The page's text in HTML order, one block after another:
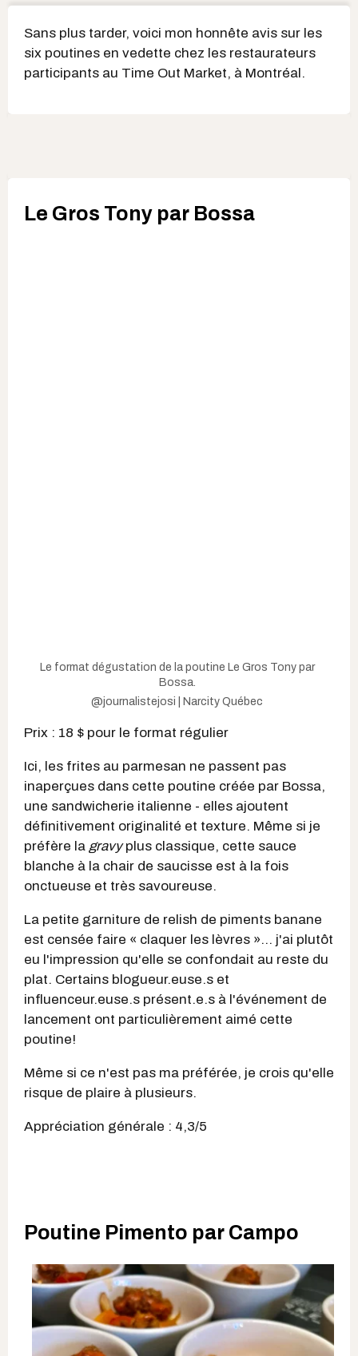
Sans plus tarder, voici mon honnête avis sur les
six poutines en vedette chez les restaurateurs
participants au Time Out Market, à Montréal.
Le Gros Tony par Bossa
Le format dégustation de la poutine Le Gros Tony par
Bossa.
@journalistejosi | Narcity Québec
Prix : 18 $ pour le format régulier
Ici, les frites au parmesan ne passent pas
inaperçues dans cette poutine créée par Bossa,
une sandwicherie italienne - elles ajoutent
définitivement originalité et texture. Même si je
préfère la gravyplus classique, cette sauce
blanche à la chair de saucisse est à la fois
onctueuse et très savoureuse.
La petite garniture de relish de piments banane
est censée faire « claquer les lèvres »... j'ai plutôt
eu l'impression qu'elle se confondait au reste du
plat. Certains blogueur.euse.s et
influenceur.euse.s présent.e.s à l'événement de
lancement ont particulièrement aimé cette
poutine!
Même si ce n'est pas ma préférée, je crois qu'elle
risque de plaire à plusieurs.
Appréciation générale : 4,3/5
Poutine Pimento par Campo